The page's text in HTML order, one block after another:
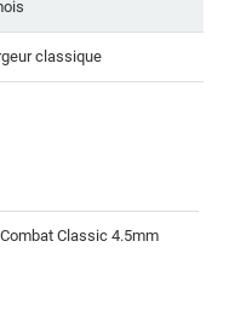
classique
Classic 4.5mm